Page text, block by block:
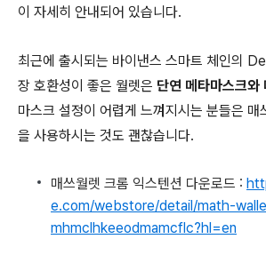
이 자세히 안내되어 있습니다.
최근에 출시되는 바이낸스 스마트 체인의
장 호환성이 좋은 월렛은 단연 메타마스크와
마스크 설정이 어렵게 느껴지시는 분들은 매
을 사용하시는 것도 괜찮습니다.
매쓰월렛 크롬 익스텐션 다운로드 :
e.com/webstore/detail/math-
mhmclhkeeodmamcflc?hl=en